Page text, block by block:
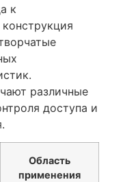
к
различные
доступа и
Область
применения